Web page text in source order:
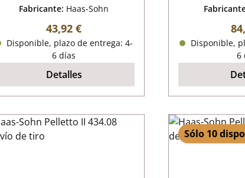
Fabricante: Haas-Sohn
Precio normal:
43,92 €
Disponible, plazo de entrega: 4-
6 días
Detalles
Disponible,
6
Sólo 10